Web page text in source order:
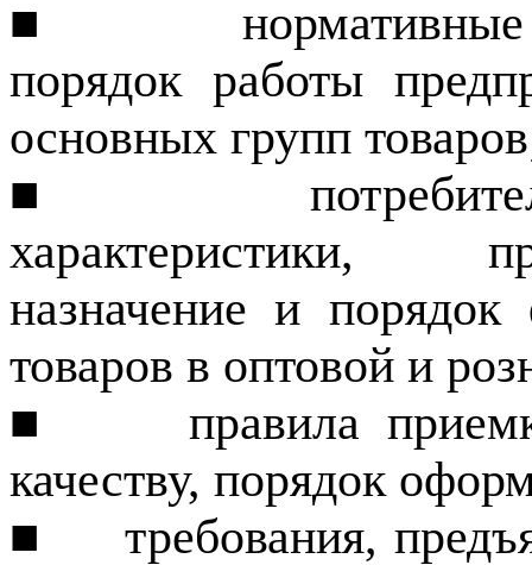
■
порядок работы
основных групп
■
характеристики,
назначение и порядок
товаров в опто­вой и
■
правила
качеству, порядок
■
требования,